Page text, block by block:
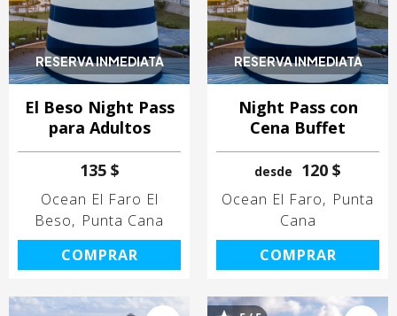
RESERVA INMEDIATA
El Beso Night Pass
para Adultos
135 $
Ocean El Faro El
Beso
Punta Cana
COMPRAR
RESERVA INMEDIATA
Night Pass con
Cena Buffet
desde 120 $
Ocean El Faro
Punta
Cana
COMPRAR